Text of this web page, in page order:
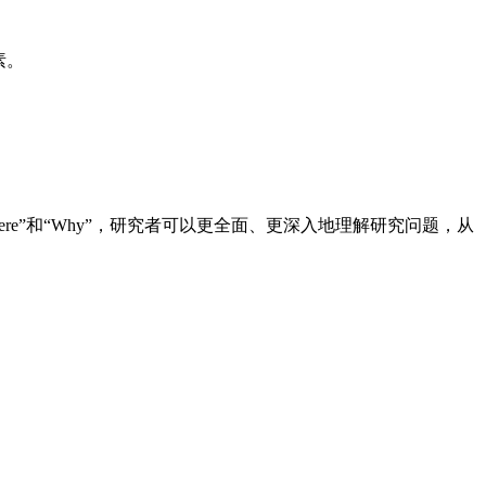
和“Why”，研究者可以更全面、更深入地理解研究问题，从